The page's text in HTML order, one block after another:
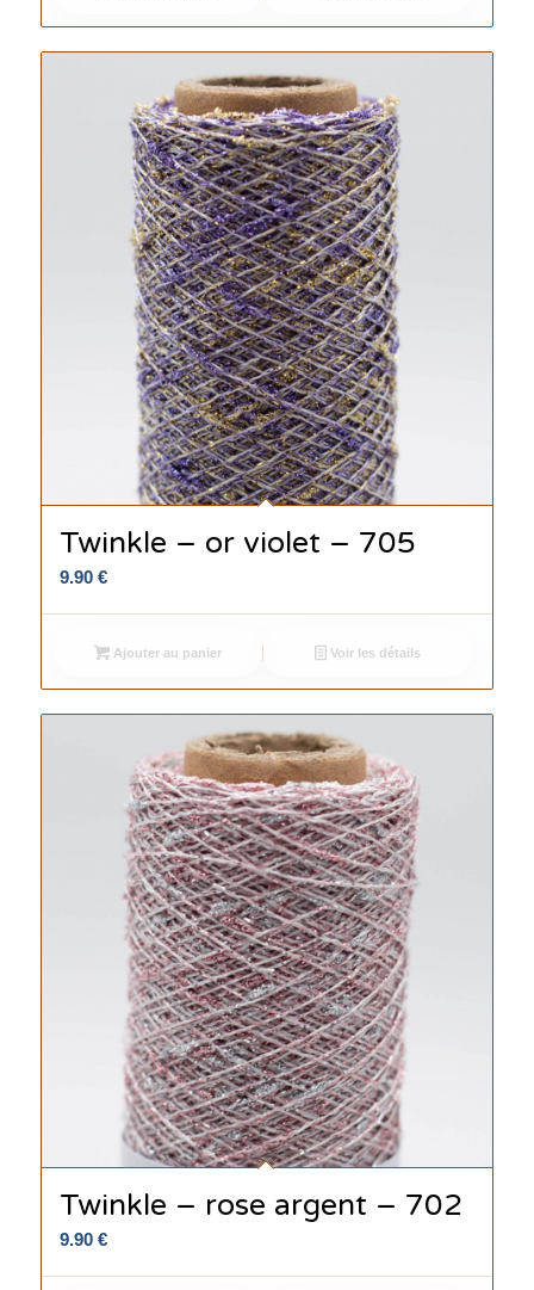
Twinkle – or violet – 705
9.90 €
Ajouter au panier Voir les détails
Twinkle – rose argent – 702
9.90 €